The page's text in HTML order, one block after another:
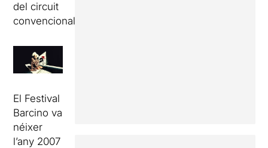
del circuit
convencional.
El Festival
Barcino va
néixer
l’any 2007